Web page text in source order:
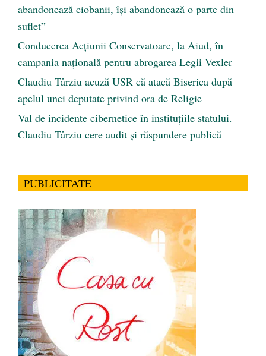
abandonează ciobanii, își abandonează o parte din
suflet”
Conducerea Acțiunii Conservatoare, la Aiud, în
campania națională pentru abrogarea Legii Vexler
Claudiu Târziu acuză USR că atacă Biserica după
apelul unei deputate privind ora de Religie
Val de incidente cibernetice în instituțiile statului.
Claudiu Târziu cere audit și răspundere publică
PUBLICITATE